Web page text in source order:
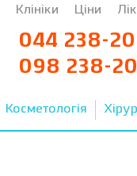
Клініки Ціни
044 238-
098 238-
Косметологія